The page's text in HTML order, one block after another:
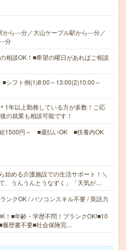
から---分／大山ケーブル駅から---分／
分
相談OK！■希望の曜日があればご相談
■シフト例(1)8:00～13:00(2)10:00～
1年以上勤務している方が多数！ご応
の就業も相談可能です！
1500円～ ■週払いOK ■扶養内OK
始める介護施設での生活サポート！＼
、うんうんとうなずく」「天気が…
ンクOK / パソコンスキル不要 / 英語力
！■年齢・学歴不問！ブランクOK!■10
履歴書不要■社会保険完…